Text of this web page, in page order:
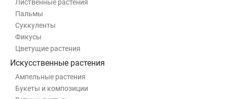
Лиственные растения
Пальмы
Суккуленты
Фикусы
Цветущие растения
Искусственные растения
Ампельные растения
Букеты и композиции